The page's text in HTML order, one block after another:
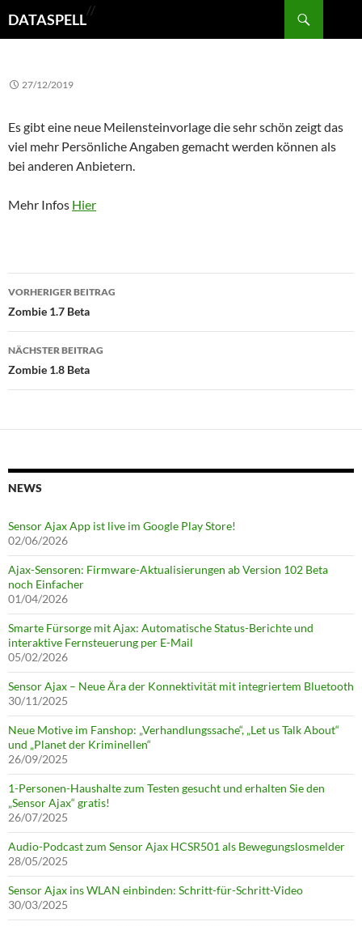
//
DATASPELL
SPRINGEN
27/12/2019
Es gibt eine neue Meilensteinvorlage die sehr schön zeigt das
viel mehr Persönliche Angaben gemacht werden können als
bei anderen Anbietern.
Mehr Infos Hier
Beitragsnavigation
VORHERIGER BEITRAG
Zombie 1.7 Beta
NÄCHSTER BEITRAG
Zombie 1.8 Beta
NEWS
Sensor Ajax App ist live im Google Play Store!
02/06/2026
Ajax-Sensoren: Firmware-Aktualisierungen ab Version 102 Beta
noch Einfacher
01/04/2026
Smarte Fürsorge mit Ajax: Automatische Status-Berichte und
interaktive Fernsteuerung per E-Mail
05/02/2026
Sensor Ajax – Neue Ära der Konnektivität mit integriertem Bluetooth
30/11/2025
Neue Motive im Fanshop: „Verhandlungssache“, „Let us Talk About“
und „Planet der Kriminellen“
26/09/2025
1-Personen-Haushalte zum Testen gesucht und erhalten Sie den
„Sensor Ajax“ gratis!
26/07/2025
Audio-Podcast zum Sensor Ajax HCSR501 als Bewegungslosmelder
28/05/2025
Sensor Ajax ins WLAN einbinden: Schritt-für-Schritt-Video
30/03/2025